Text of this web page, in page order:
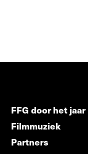
FFG door het jaar
Filmmuziek
Partners